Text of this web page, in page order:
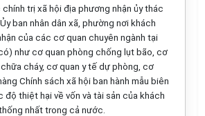
trị xã hội địa phương nhận ủy thác
ban nhân dân xã, phường nơi khách
của các cơ quan chuyên ngành tại
như cơ quan phòng chống lụt bão, cơ
cháy, cơ quan y tế dự phòng, cơ
Chính sách xã hội ban hành mẫu biên
độ thiệt hại về vốn và tài sản của khách
nhất trong cả nước.